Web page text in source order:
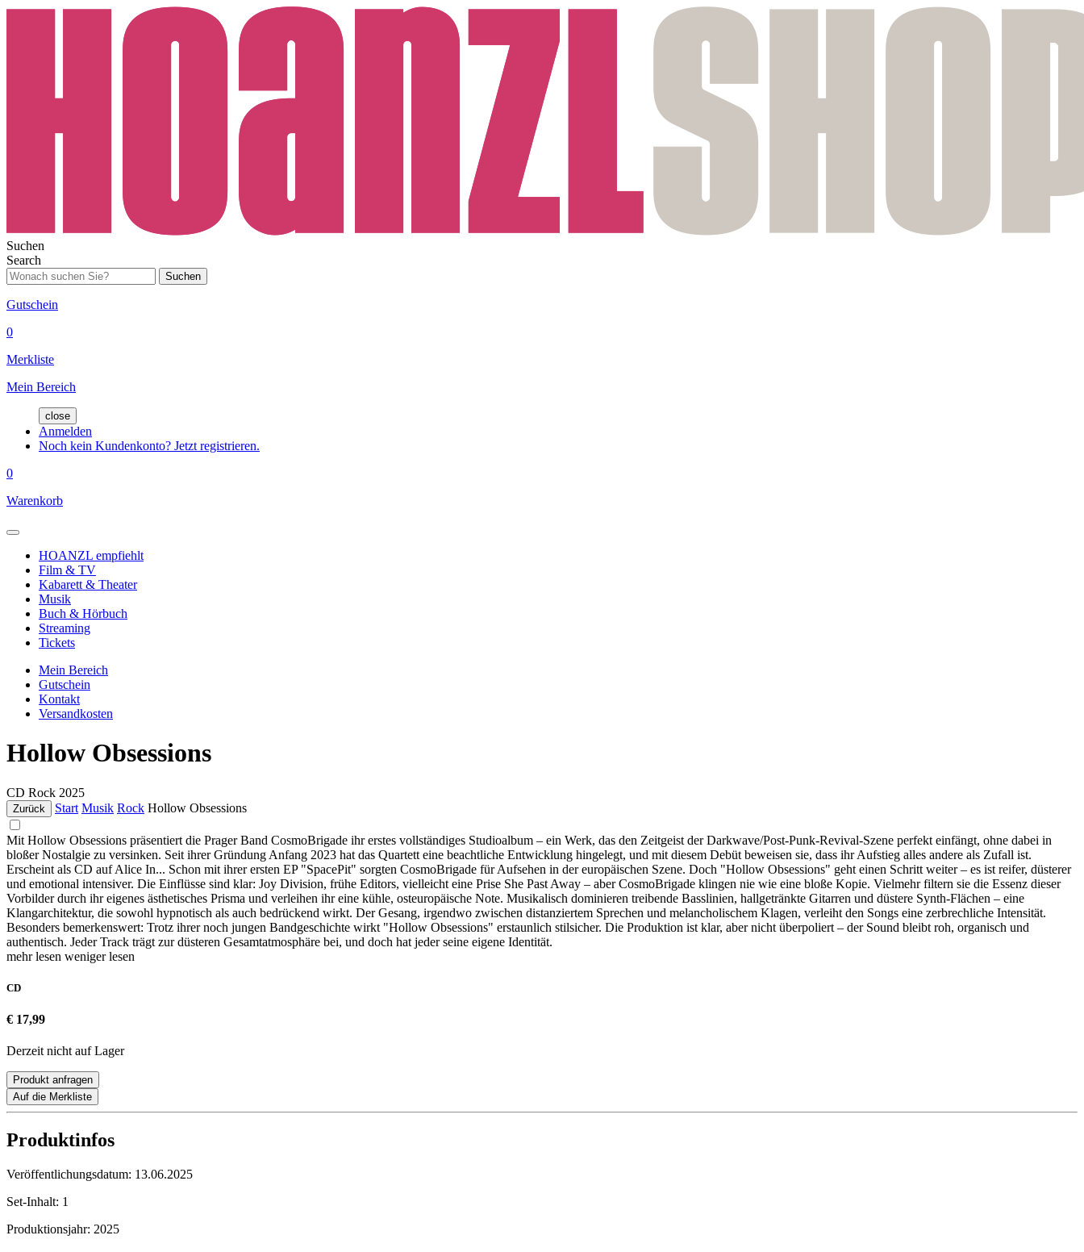
Suchen
Search
Suchen
Gutschein
0
Merkliste
Mein Bereich
close
Anmelden
Noch kein Kundenkonto? Jetzt registrieren.
0
Warenkorb
HOANZL empfiehlt
Film & TV
Kabarett & Theater
Musik
Buch & Hörbuch
Streaming
Tickets
Mein Bereich
Gutschein
Kontakt
Versandkosten
Hollow Obsessions
CD Rock 2025
Zurück Start Musik Rock Hollow Obsessions
Mit Hollow Obsessions präsentiert die Prager Band CosmoBrigade ihr erstes vollständiges Studioalbum – ein Werk, das den Zeitgeist der Darkwave/Post-Punk-Revival-Szene perfekt einfängt, ohne dabei in
bloßer Nostalgie zu versinken. Seit ihrer Gründung Anfang 2023 hat das Quartett eine beachtliche Entwicklung hingelegt, und mit diesem Debüt beweisen sie, dass ihr Aufstieg alles andere als Zufall ist.
Erscheint als CD auf Alice In... Schon mit ihrer ersten EP "SpacePit" sorgten CosmoBrigade für Aufsehen in der europäischen Szene. Doch "Hollow Obsessions" geht einen Schritt weiter – es ist reifer, düsterer
und emotional intensiver. Die Einflüsse sind klar: Joy Division, frühe Editors, vielleicht eine Prise She Past Away – aber CosmoBrigade klingen nie wie eine bloße Kopie. Vielmehr filtern sie die Essenz dieser
Vorbilder durch ihr eigenes ästhetisches Prisma und verleihen ihr eine kühle, osteuropäische Note. Musikalisch dominieren treibende Basslinien, hallgetränkte Gitarren und düstere Synth-Flächen – eine
Klangarchitektur, die sowohl hypnotisch als auch bedrückend wirkt. Der Gesang, irgendwo zwischen distanziertem Sprechen und melancholischem Klagen, verleiht den Songs eine zerbrechliche Intensität.
Besonders bemerkenswert: Trotz ihrer noch jungen Bandgeschichte wirkt "Hollow Obsessions" erstaunlich stilsicher. Die Produktion ist klar, aber nicht überpoliert – der Sound bleibt roh, organisch und
authentisch. Jeder Track trägt zur düsteren Gesamtatmosphäre bei, und doch hat jeder seine eigene Identität.
mehr lesen weniger lesen
CD
€ 17,99
Derzeit nicht auf Lager
Produkt anfragen
Auf die Merkliste
Produktinfos
Veröffentlichungsdatum: 13.06.2025
Set-Inhalt: 1
Produktionsjahr: 2025